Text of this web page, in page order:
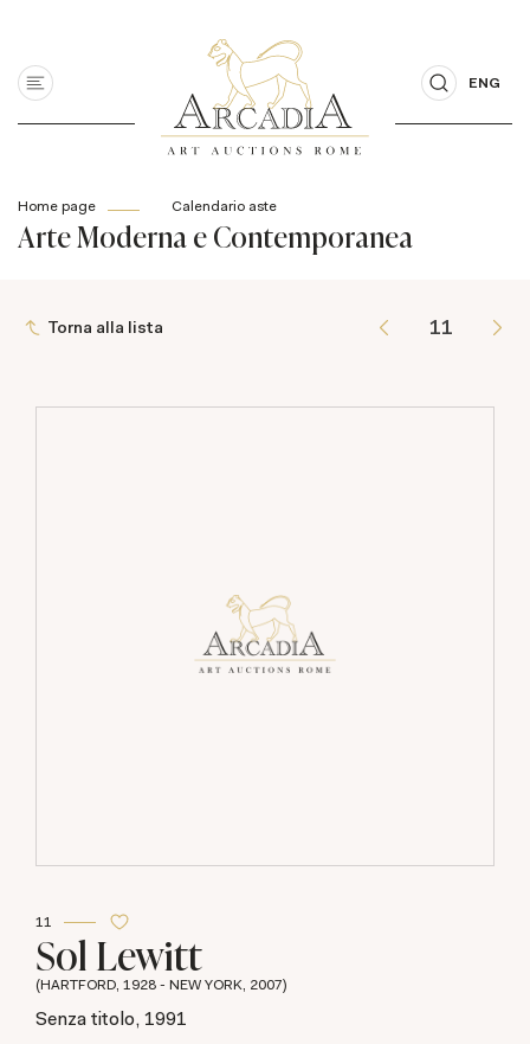
ENG
Home page Calendario aste
Arte Moderna e Contemporanea
Torna alla lista
11
Sol Lewitt
(HARTFORD, 1928 - NEW YORK, 2007)
Senza titolo, 1991